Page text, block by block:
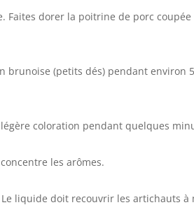
Faites dorer la poitrine de porc
brunoise (petits dés) pendant environ
coloration pendant quelques
les arômes.
liquide doit recouvrir les artichauts à